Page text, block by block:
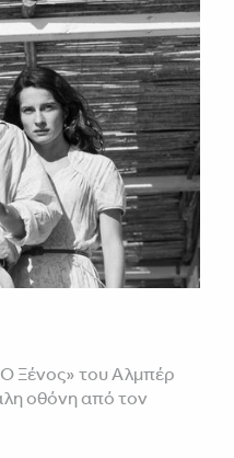
Ξένος» του Αλμπέρ
οθόνη από τον